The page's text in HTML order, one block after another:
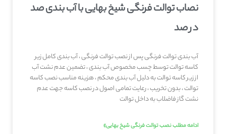
نصاب توالت فرنگی شیخ بهایی با آب بندی صد
در صد
آب بندی توالت فرنگی پس از نصب توالت فرنگی ، آب بندی کامل زیر
کاسه توالت توسط چسب مخصوص آب بندی ، تضمین عدم نشت آب
از زیر کاسه توالت به دلیل آب بندی محکم ، هزینه مناسب نصب کاسه
توالت ، بدون تخریب ، رعایت تمامی اصول در نصب کاسه جهت عدم
نشت گاز فاضلاب به داخل توالت
ادامه مطلب نصب توالت فرنگی شیخ بهایی»